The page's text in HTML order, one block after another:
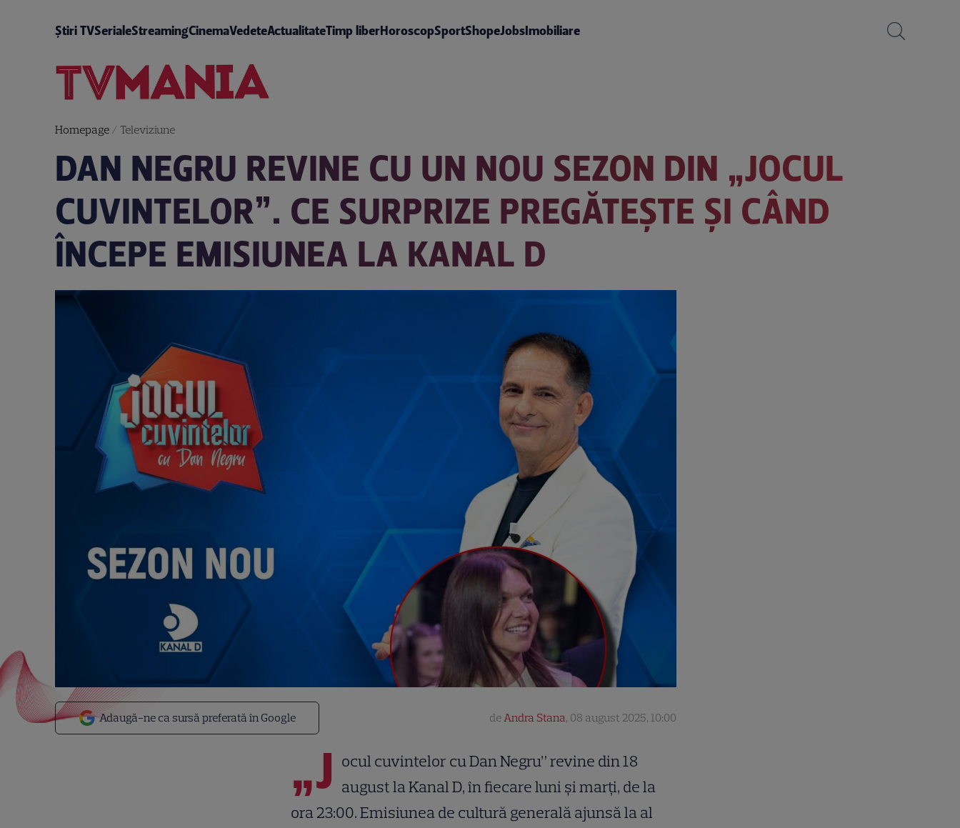
Știri TVSerialeStreamingCinemaVedeteActualitateTimp liberHoroscopSportShopeJobsImobiliare
Homepage/ Televiziune
DAN NEGRU REVINE CU UN NOU SEZON DIN „JOCUL
CUVINTELOR”. CE SURPRIZE PREGĂTEȘTE ȘI CÂND
ÎNCEPE EMISIUNEA LA KANAL D
Adaugă-ne ca sursă preferată în Google deAndra Stana, 08 august 2025, 10:00
„J ocul cuvintelor cu Dan Negru” revine din 18
august la Kanal D, în fiecare luni și marți, de la
ora 23:00. Emisiunea de cultură generală ajunsă la al